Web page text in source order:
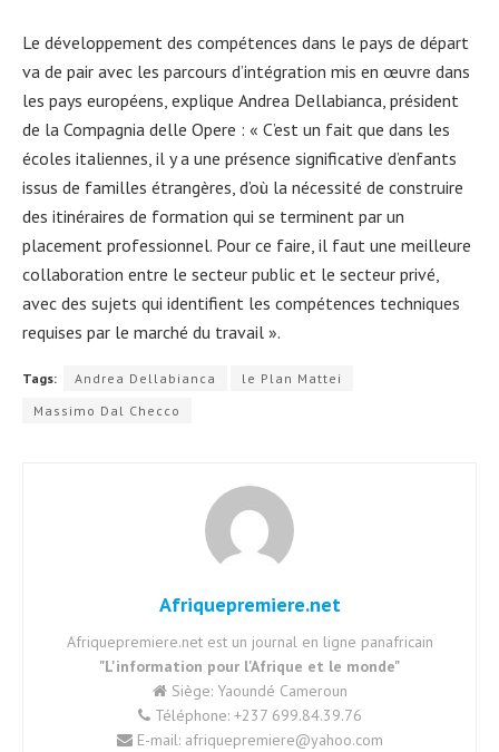
Le développement des compétences dans le pays de départ
va de pair avec les parcours d’intégration mis en œuvre dans
les pays européens, explique Andrea Dellabianca, président
de la Compagnia delle Opere : « C’est un fait que dans les
écoles italiennes, il y a une présence significative d’enfants
issus de familles étrangères, d’où la nécessité de construire
des itinéraires de formation qui se terminent par un
placement professionnel. Pour ce faire, il faut une meilleure
collaboration entre le secteur public et le secteur privé,
avec des sujets qui identifient les compétences techniques
requises par le marché du travail ».
Tags: Andrea Dellabianca
le Plan Mattei
Massimo Dal Checco
Afriquepremiere.net
Afriquepremiere.net est un journal en ligne panafricain
"L'information pour l'Afrique et le monde"
Siège: Yaoundé Cameroun
Téléphone: +237 699.84.39.76
E-mail: afriquepremiere@yahoo.com